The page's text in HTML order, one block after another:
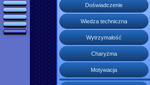
Doświadczenie
Wiedza techniczna
Wytrzymałość
Charyzma
Motywacja